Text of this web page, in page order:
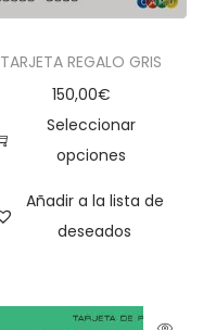
TARJETA REGALO GRIS
150,00€
Seleccionar
opciones
Añadir a la lista de
deseados